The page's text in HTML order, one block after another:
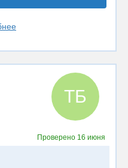
ТБ
Проверено 16 июня